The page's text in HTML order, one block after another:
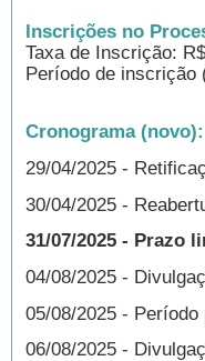
Inscrições no
Taxa de Inscrição:
Período de inscrição
Cronograma (novo):
29/04/2025 -
30/04/2025 -
31/07/2025 - Prazo
04/08/2025 -
05/08/2025 -
06/08/2025 -